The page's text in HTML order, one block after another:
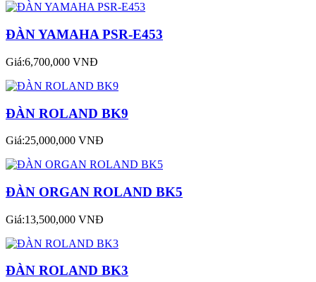
ĐÀN YAMAHA PSR-E453
Giá:6,700,000 VNĐ
ĐÀN ROLAND BK9
Giá:25,000,000 VNĐ
ĐÀN ORGAN ROLAND BK5
Giá:13,500,000 VNĐ
ĐÀN ROLAND BK3